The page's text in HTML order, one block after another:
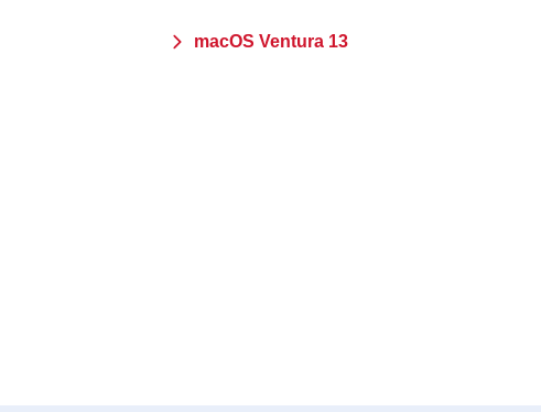
macOS Ventura 13